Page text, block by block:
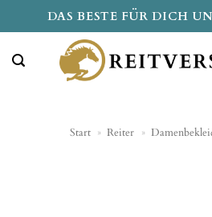
Inhalt
springen
DAS BESTE FÜR DICH
Start » Reiter »